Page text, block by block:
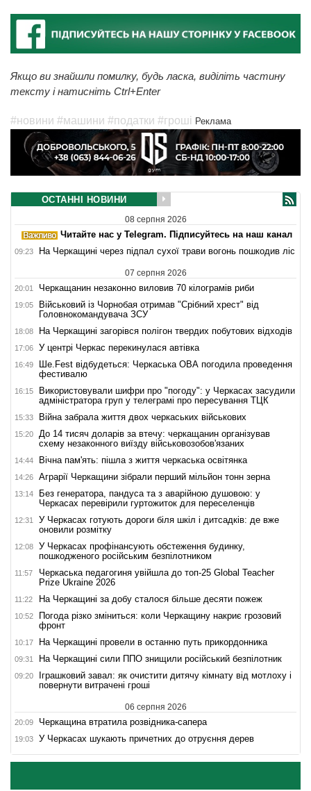
Якщо ви знайшли помилку, будь ласка, виділіть частину
тексту і натисніть Ctrl+Enter
#новини #машини #податки #гроші Реклама
ОСТАННІ НОВИНИ
08 серпня 2026
Читайте нас у Telegram. Підписуйтесь на наш канал
09:23 На Черкащині через підпал сухої трави вогонь пошкодив ліс
07 серпня 2026
20:01 Черкащанин незаконно виловив 70 кілограмів риби
19:05
Військовий із Чорнобая отримав "Срібний хрест" від
Головнокомандувача ЗСУ
18:08 На Черкащині загорівся полігон твердих побутових відходів
17:06 У центрі Черкас перекинулася автівка
16:49
Ше.Fest відбудеться: Черкаська ОВА погодила проведення
фестивалю
16:15
Використовували шифри про "погоду": у Черкасах засудили
адміністратора груп у телеграмі про пересування ТЦК
15:33 Війна забрала життя двох черкаських військових
15:20
До 14 тисяч доларів за втечу: черкащанин організував
схему незаконного виїзду військовозобов'язаних
14:44 Вічна пам'ять: пішла з життя черкаська освітянка
14:26 Аграрії Черкащини зібрали перший мільйон тонн зерна
13:14
Без генератора, пандуса та з аварійною душовою: у
Черкасах перевірили гуртожиток для переселенців
12:31
У Черкасах готують дороги біля шкіл і дитсадків: де вже
оновили розмітку
12:08
У Черкасах профінансують обстеження будинку,
пошкодженого російським безпілотником
11:57
Черкаська педагогиня увійшла до топ-25 Global Teacher
Prize Ukraine 2026
11:22 На Черкащині за добу сталося більше десяти пожеж
10:52
Погода різко зміниться: коли Черкащину накриє грозовий
фронт
10:17 На Черкащині провели в останню путь прикордонника
09:31 На Черкащині сили ППО знищили російський безпілотник
09:20
Іграшковий завал: як очистити дитячу кімнату від мотлоху і
повернути витрачені гроші
06 серпня 2026
20:09 Черкащина втратила розвідника-сапера
19:03 У Черкасах шукають причетних до отруєння дерев